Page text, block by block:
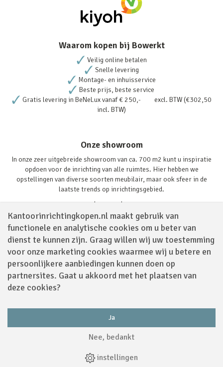
Kantoorinrichtingkopen.nl maakt gebruik van
functionele en analytische cookies om u beter van
dienst te kunnen zijn. Graag willen wij uw toestemming
voor onze marketing cookies waarmee wij u betere en
persoonlijkere aanbiedingen kunnen doen op
partnersites. Gaat u akkoord met het plaatsen van
deze cookies?
Ja
Nee, bedankt
instellingen
Waarom kopen bij Bowerkt
Veilig online betalen
Snelle levering
Montage- en inhuisservice
Beste prijs, beste service
Gratis levering in BeNeLux vanaf € 250,- excl. BTW (€302,50
incl. BTW)
Onze showroom
In onze zeer uitgebreide showroom van ca. 700 m2 kunt u inspiratie
opdoen voor de inrichting van alle ruimtes. Hier hebben we
opstellingen van diverse soorten meubilair, maar ook sfeer in de
laatste trends op inrichtingsgebied.
Lees verder
Sitemap
WebdesignbyApplepie